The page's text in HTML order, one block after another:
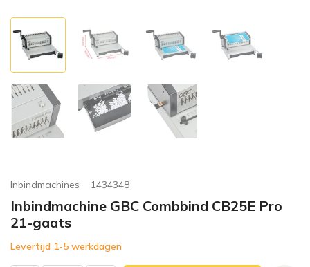
Inbindmachines 1434348
Inbindmachine GBC Combbind CB25E Pro
21-gaats
Levertijd 1-5 werkdagen